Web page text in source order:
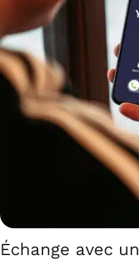
Échange avec